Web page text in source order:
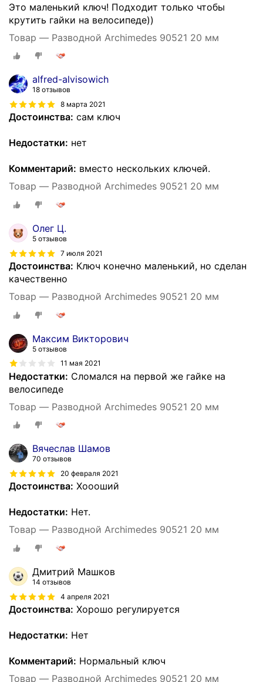
Это маленький ключ! Подходит только чтобы
крутить гайки на велосипеде))
Товар — Разводной Archimedes 90521 20 мм
alfred-alvisowich
18 отзывов
8 марта 2021
Достоинства: сам ключ
Недостатки: нет
Комментарий: вместо нескольких ключей.
Товар — Разводной Archimedes 90521 20 мм
Олег Ц.
5 отзывов
7 июля 2021
Достоинства: Ключ конечно маленький, но сделан
качественно
Товар — Разводной Archimedes 90521 20 мм
Максим Викторович
5 отзывов
11 мая 2021
Недостатки: Сломался на первой же гайке на
велосипеде
Товар — Разводной Archimedes 90521 20 мм
Вячеслав Шамов
70 отзывов
20 февраля 2021
Достоинства: Хоооший
Недостатки: Нет.
Товар — Разводной Archimedes 90521 20 мм
Дмитрий Машков
14 отзывов
4 апреля 2021
Достоинства: Хорошо регулируется
Недостатки: Нет
Комментарий: Нормальный ключ
Товар — Разводной Archimedes 90521 20 мм